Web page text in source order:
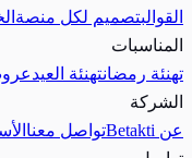
القوالبتصميم لكل منصة
المناسبات
تهنئة رمضانتهنئة العيد
الشركة
عن Betakti
تواصل معنا